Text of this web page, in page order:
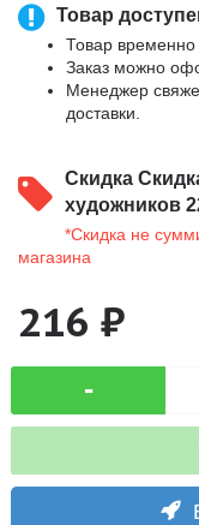
Товар
Товар временно
Заказ можно
Менеджер
доставки.
Скидка
художников
*Скидка не
магазина
216 ₽
-